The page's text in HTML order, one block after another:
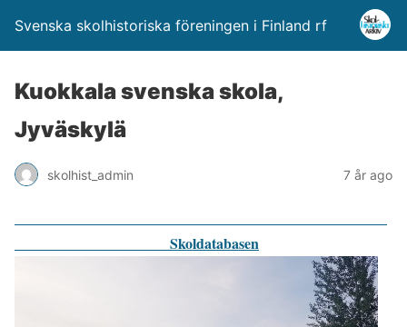
Svenska skolhistoriska föreningen i Finland rf
Kuokkala svenska skola,
Jyväskylä
skolhist_admin 7 år ago
Skoldatabasen